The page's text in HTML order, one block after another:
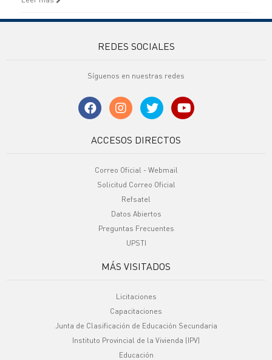
REDES SOCIALES
Síguenos en nuestras redes
ACCESOS DIRECTOS
Correo Oficial - Webmail
Solicitud Correo Oficial
Refsatel
Datos Abiertos
Preguntas Frecuentes
UPSTI
MÁS VISITADOS
Licitaciones
Capacitaciones
Junta de Clasificación de Educación Secundaria
Instituto Provincial de la Vivienda (IPV)
Educación